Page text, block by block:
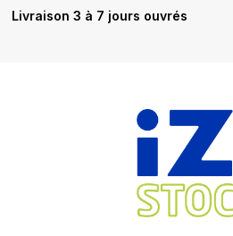
Livraison 3 à 7 jours ouvrés